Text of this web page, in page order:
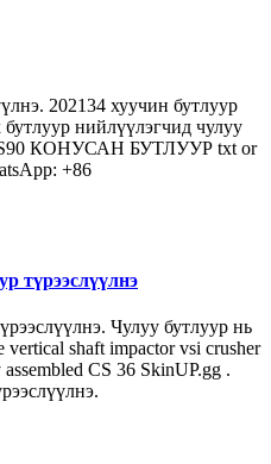
202134 хуучин бутлуур
нийлүүлэгчид чулуу
КОНУСАН БУТЛУУР txt or
+86
түрээслүүлнэ
Чулуу бутлуур нь
vertical shaft impactor vsi crusher
CS 36 SkinUP.gg .